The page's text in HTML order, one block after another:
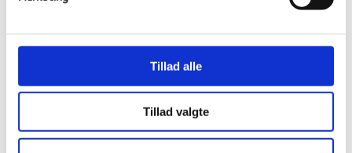
Tillad alle
Tillad valgte
endda møde lokale kunsthåndværkere, der
har arbejdet med faget gennem
generationer.